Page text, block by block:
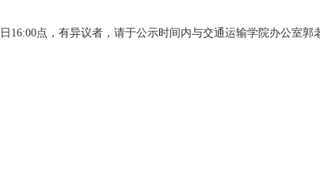
16:00点，有异议者，请于公示时间内与交通运输学院办公室郭